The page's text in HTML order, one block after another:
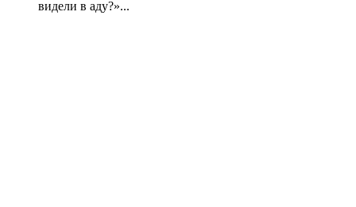
видели в аду?»...